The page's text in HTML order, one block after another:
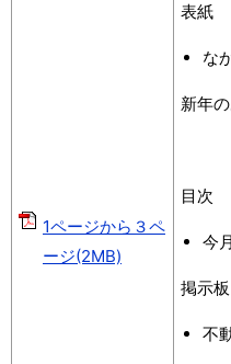
1ページから３ペ
ージ(2MB)
表紙
な
新年
目次
今
掲示板
不